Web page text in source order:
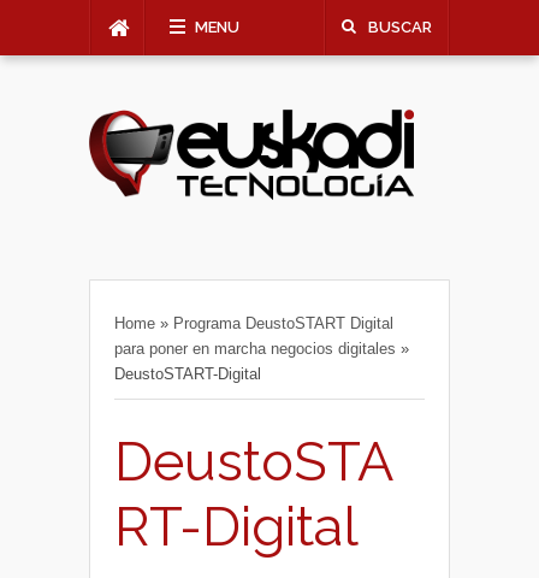
MENU BUSCAR
Home » Programa DeustoSTART Digital
para poner en marcha negocios digitales »
DeustoSTART-Digital
DeustoSTA
RT-Digital